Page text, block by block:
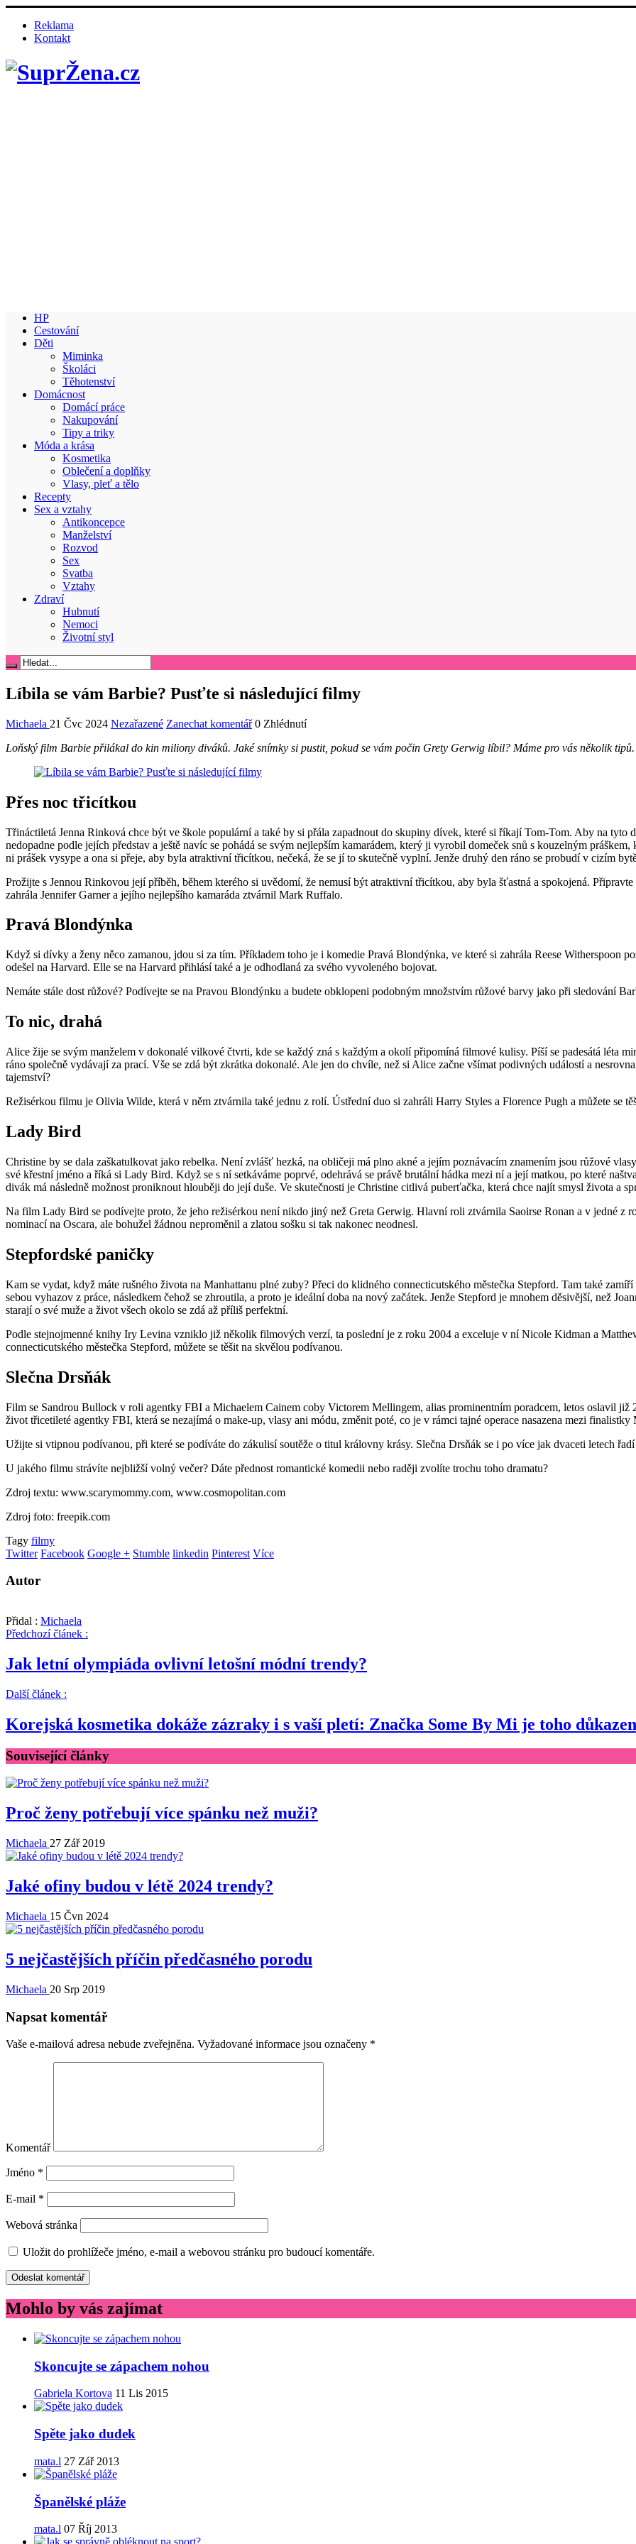
Reklama
Kontakt
HP
Cestování
Děti
Miminka
Školáci
Těhotenství
Domácnost
Domácí práce
Nakupování
Tipy a triky
Móda a krása
Kosmetika
Oblečení a doplňky
Vlasy, pleť a tělo
Recepty
Sex a vztahy
Antikoncepce
Manželství
Rozvod
Sex
Svatba
Vztahy
Zdraví
Hubnutí
Nemoci
Životní styl
Líbila se vám Barbie? Pusťte si následující filmy
Michaela 21 Čvc 2024 Nezařazené Zanechat komentář 0 Zhlédnutí
Loňský film Barbie přilákal do kin miliony diváků. Jaké snímky si pustit, pokud se vám počin Grety Gerwig líbil? Máme pro vás několik tipů.
Přes noc třicítkou
Třináctiletá Jenna Rinková chce být ve škole populární a také by si přála zapadnout do skupiny dívek, které si říkají Tom-Tom. Aby na tyto
nedopadne podle jejích představ a ještě navíc se pohádá se svým nejlepším kamarádem, který ji vyrobil domeček snů s kouzelným
ni prášek vysype a ona si přeje, aby byla atraktivní třicítkou, nečeká, že se jí to skutečně vyplní. Jenže druhý den ráno se probudí v cizím
Prožijte s Jennou Rinkovou její příběh, během kterého si uvědomí, že nemusí být atraktivní třicítkou, aby byla šťastná a spokojená.
zahrála Jennifer Garner a jejího nejlepšího kamaráda ztvárnil Mark Ruffalo.
Pravá Blondýnka
Když si dívky a ženy něco zamanou, jdou si za tím. Příkladem toho je i komedie Pravá Blondýnka, ve které si zahrála Reese Witherspoon
odešel na Harvard. Elle se na Harvard přihlásí také a je odhodlaná za svého vyvoleného bojovat.
Nemáte stále dost růžové? Podívejte se na Pravou Blondýnku a budete obklopeni podobným množstvím růžové barvy jako při sledování
To nic, drahá
Alice žije se svým manželem v dokonalé vilkové čtvrti, kde se každý zná s každým a okolí připomíná filmové kulisy. Píší se padesátá léta
ráno společně vydávají za prací. Vše se zdá být zkrátka dokonalé. Ale jen do chvíle, než si Alice začne všímat podivných událostí a
tajemství?
Režisérkou filmu je Olivia Wilde, která v něm ztvárnila také jednu z rolí. Ústřední duo si zahráli Harry Styles a Florence Pugh a můžete se
Lady Bird
Christine by se dala zaškatulkovat jako rebelka. Není zvlášť hezká, na obličeji má plno akné a jejím poznávacím znamením jsou růžové
své křestní jméno a říká si Lady Bird. Když se s ní setkáváme poprvé, odehrává se právě brutální hádka mezi ní a její matkou, po které
divák má následně možnost proniknout hlouběji do její duše. Ve skutečnosti je Christine citlivá puberťačka, která chce najít smysl života a
Na film Lady Bird se podívejte proto, že jeho režisérkou není nikdo jiný než Greta Gerwig. Hlavní roli ztvárnila Saoirse Ronan a v jedné z
nominací na Oscara, ale bohužel žádnou neproměnil a zlatou sošku si tak nakonec neodnesl.
Stepfordské paničky
Kam se vydat, když máte rušného života na Manhattanu plné zuby? Přeci do klidného connecticutského městečka Stepford. Tam také
sebou vyhazov z práce, následkem čehož se zhroutila, a proto je ideální doba na nový začátek. Jenže Stepford je mnohem děsivější, než
starají o své muže a život všech okolo se zdá až příliš perfektní.
Podle stejnojmenné knihy Iry Levina vzniklo již několik filmových verzí, ta poslední je z roku 2004 a exceluje v ní Nicole Kidman a
connecticutského městečka Stepford, můžete se těšit na skvělou podívanou.
Slečna Drsňák
Film se Sandrou Bullock v roli agentky FBI a Michaelem Cainem coby Victorem Mellingem, alias prominentním poradcem, letos oslavil již
život třicetileté agentky FBI, která se nezajímá o make-up, vlasy ani módu, změnit poté, co je v rámci tajné operace nasazena mezi finalistky
Užijte si vtipnou podívanou, při které se podíváte do zákulisí soutěže o titul královny krásy. Slečna Drsňák se i po více jak dvaceti letech
U jakého filmu strávíte nejbližší volný večer? Dáte přednost romantické komedii nebo raději zvolíte trochu toho dramatu?
Zdroj textu: www.scarymommy.com, www.cosmopolitan.com
Zdroj foto: freepik.com
Tagy filmy
Twitter Facebook Google + Stumble linkedin Pinterest Více
Autor
Přidal : Michaela
Předchozí článek :
Jak letní olympiáda ovlivní letošní módní trendy?
Další článek :
Korejská kosmetika dokáže zázraky i s vaší pletí: Značka Some By Mi je toho
Související články
Proč ženy potřebují více spánku než muži?
Michaela 27 Zář 2019
Jaké ofiny budou v létě 2024 trendy?
Michaela 15 Čvn 2024
5 nejčastějších příčin předčasného porodu
Michaela 20 Srp 2019
Napsat komentář
Vaše e-mailová adresa nebude zveřejněna. Vyžadované informace jsou označeny *
Komentář
Jméno *
E-mail *
Webová stránka
Uložit do prohlížeče jméno, e-mail a webovou stránku pro budoucí komentáře.
Mohlo by vás zajímat
Skoncujte se zápachem nohou
Gabriela Kortova 11 Lis 2015
Spěte jako dudek
mata.l 27 Zář 2013
Španělské pláže
mata.l 07 Říj 2013